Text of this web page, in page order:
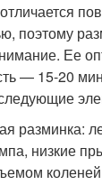
поэтому
Ее
— 15-20
разминка:
низкие